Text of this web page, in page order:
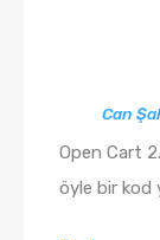
Can
Open Cart
öyle bir kod